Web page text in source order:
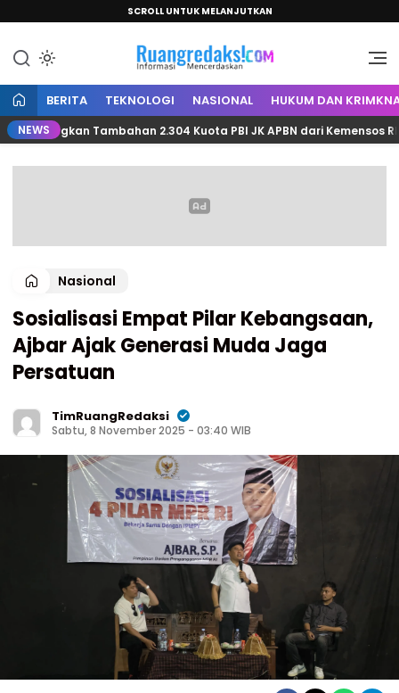
SCROLL UNTUK MELANJUTKAN
Ruang Redaksi
Informasi Mencerdaskan
BERITA TEKNOLOGI NASIONAL HUKUM DAN
NEWS Tambahan 2.304 Kuota PBI JK APBN dari Kemensos RI
Nasional
Sosialisasi Empat Pilar Kebangsaan,
Ajbar Ajak Generasi Muda Jaga
Persatuan
TimRuangRedaksi
Sabtu, 8 November 2025 - 03:40 WIB